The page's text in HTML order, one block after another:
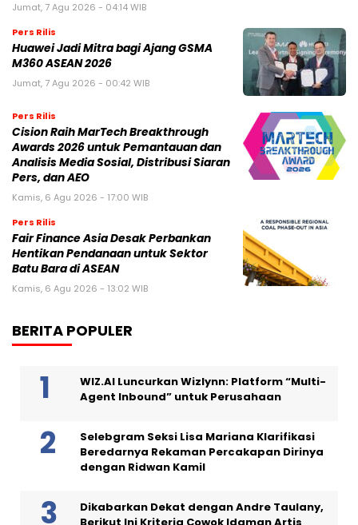
Jumat, 7 Agu 2026 - 04:14 WIB
Pers Rilis
Huawei Jadi Mitra bagi Ajang GSMA
M360 ASEAN 2026
Jumat, 7 Agu 2026 - 00:42 WIB
Pers Rilis
Cision Raih MarTech Breakthrough
Awards 2026 untuk Pemantauan dan
Analisis Media Sosial, Distribusi Siaran
Pers, dan AEO
Kamis, 6 Agu 2026 - 17:00 WIB
Pers Rilis
Fair Finance Asia Desak Perbankan
Hentikan Pendanaan untuk Sektor
Batu Bara di ASEAN
Kamis, 6 Agu 2026 - 13:02 WIB
BERITA POPULER
WIZ.AI Luncurkan Wizlynn: Platform “Multi-
Agent Inbound” untuk Perusahaan
Selebgram Seksi Lisa Mariana Klarifikasi
Beredarnya Rekaman Percakapan Dirinya
dengan Ridwan Kamil
Dikabarkan Dekat dengan Andre Taulany,